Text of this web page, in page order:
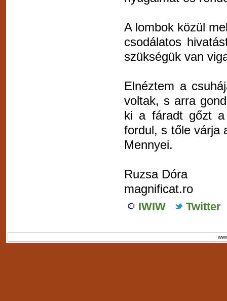
A lombok közül
csodálatos
szükségük van
Elnéztem a
voltak, s arra
ki a fáradt gőzt a
fordul, s tőle
Mennyei.
Ruzsa Dóra
magnificat.ro
IWIW Twitter